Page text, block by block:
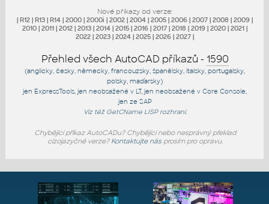
Nové příkazy od verze:
| R12 | R13 | R14 | 2000 | 2000i | 2002 | 2004 | 2005 | 2006 | 2007 | 2008 | 2009 |
2010 | 2011 | 2012 | 2013 | 2014 | 2015 | 2016 | 2017 | 2018 | 2019 | 2020 | 2021 |
2022 | 2023 | 2024 | 2025 | 2026 | 2027 |
Přehled všech AutoCAD příkazů - 1590
(anglicky, česky, německy, francouzsky, španělsky, italsky, portugalsky,
polsky, maďarsky)
jen ExpressTools, jen neobsažené v LT, jen neobsažené v Core Console,
jen ze SAP
Viz též GetCNameLISP rozhraní.
Chybějící příkaz AutoCADu? Chybějící nebo nesprávný překlad
cizojazyčné verze? Kontaktujte násprosím pro opravu.